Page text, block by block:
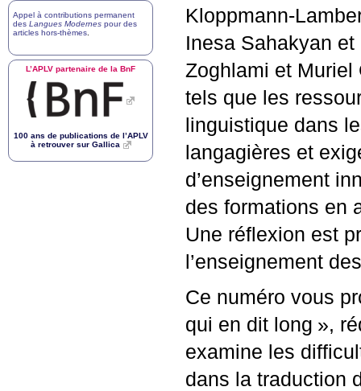
Kloppmann-
Inesa Sahakyan
Zoghlami et Muriel
tels que les
linguistique dans
langagières et
d’enseignement
des formations en
Une réflexion est
l’enseignement
Ce numéro vous
qui en dit long »,
examine les
dans la traduction
Appel à contributions permanent
des Langues Modernes pour des
articles hors-thèmes
L’APLV partenaire de la BnF
100 ans de publications de l’APLV
à retrouver sur Gallica